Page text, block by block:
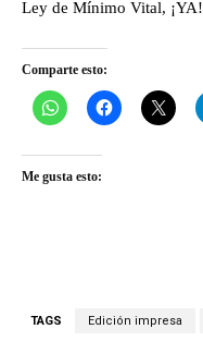
Ley de Mínimo Vital, ¡YA!
Comparte esto:
Me gusta esto:
TAGS Edición impresa